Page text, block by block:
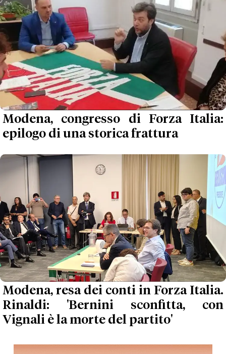
Modena, congresso di Forza Italia:
epilogo di una storica frattura
Modena, resa dei conti in Forza Italia.
Rinaldi: 'Bernini sconfitta, con
Vignali è la morte del partito'